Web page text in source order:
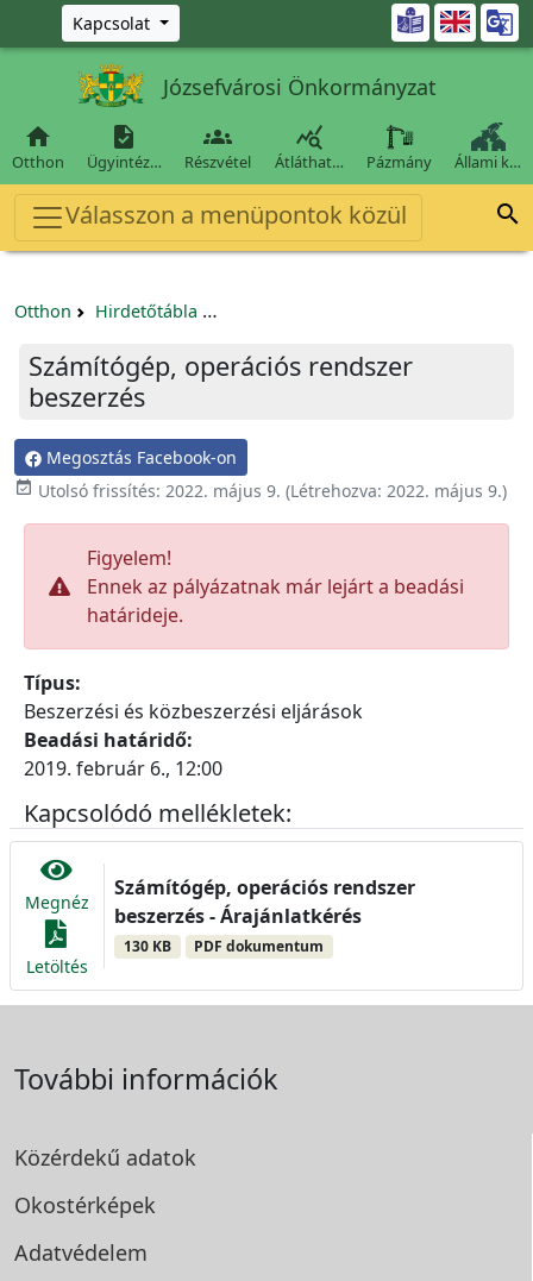
Ugrás a fő tartalomra
Kapcsolat 
Józsefvárosi Önkormányzat

Otthon

Ügyintéz…

Részvétel

Átláthat… Pázmány Állami k…
Válasszon a menüpontok közül 
Otthon Hirdetőtábla
Számítógép, operációs rendszer
beszerzés
Megosztás Facebook-on
 Utolsó frissítés: 2022. május 9. (Létrehozva: 2022. május 9.)
Figyelem!
Ennek az pályázatnak már lejárt a beadási
határideje.
Típus:
Beszerzési és közbeszerzési eljárások
Beadási határidő:
2019. február 6., 12:00
Kapcsolódó mellékletek:
Megnéz
Letöltés
Számítógép, operációs rendszer
beszerzés - Árajánlatkérés
130 KB PDF dokumentum
További információk
Közérdekű adatok
Okostérképek
Adatvédelem